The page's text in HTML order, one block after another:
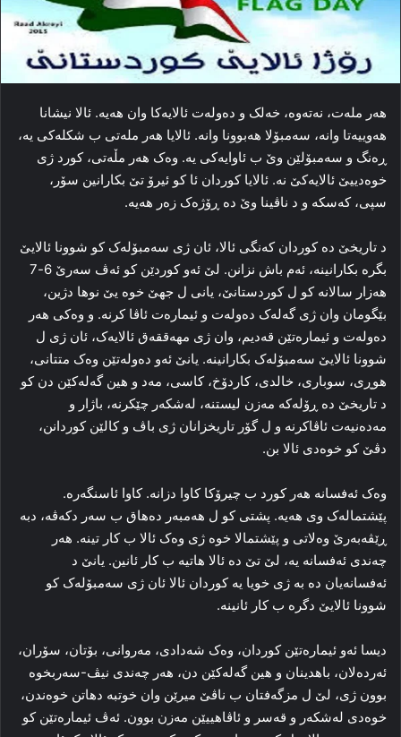
هه‌ر مله‌ت، نه‌ته‌وه‌، خه‌لک و ده‌وله‌ت ئالایه‌کا وان هه‌یه‌. ئالا نیشانا
هه‌وییه‌تا وانه‌، سه‌مبۆلا هه‌بوونا وانه‌. ئالایا هه‌ر مله‌تی ب شکله‌کی یه‌،
ڕه‌نگ و سه‌مبۆلێن وێ ب ئاوایه‌کی یه‌. وه‌ک هه‌ر مڵه‌تی، کورد ژی
خوه‌دییێ ئالایه‌کێ نه‌. ئالایا کوردان ئا کو ئیرۆ تێ بکارانین سۆر،
سپی، که‌سکه‌ و د ناڤینا وێ ده‌ ڕۆژه‌ک زه‌ر هه‌یه‌.
د تاریخێ ده‌ کوردان که‌نگی ئالا، ئان ژی سه‌مبۆله‌ک کو شوونا ئالایێ
بگره‌ بکارانینه‌، ئه‌م باش نزانن. لێ ئه‌و کوردێن کو ئه‌ڤ سه‌رێ 6-7
هه‌زار سالانه‌ کو ل کوردستانێ، یانی ل جهێ خوه‌ یێ نوها دژین،
بێگومان وان ژی گه‌له‌ک ده‌وله‌ت و ئیماره‌ت ئاڤا کرنه‌. و وه‌کی هه‌ر
ده‌وله‌ت و ئیماره‌تێن قه‌دیم، وان ژی مهه‌ققه‌ق ئالایه‌ک، ئان ژی ل
شوونا ئالایێ سه‌مبۆله‌ک بکارانینه‌. یانێ ئه‌و ده‌وله‌تێن وه‌ک متتانی،
هوڕی، سوباری، خالدی، کاردۆخ، کاسی، مه‌د و هین گه‌له‌کێن دن کو
د تاریخێ ده‌ ڕۆله‌که‌ مه‌زن لیستنه‌، له‌شکه‌ر چێکرنه‌، باژار و
مه‌ده‌نیه‌ت ئاڤاکرنه‌ و ل گۆر تاریخزانان ژی باڤ و کالێن کوردانن،
دڤێ کو خوه‌دی ئالا بن.
وه‌ک ئه‌فسانه‌ هه‌ر کورد ب چیرۆکا کاوا دزانه‌. کاوا ئاسنگه‌ره‌.
پێشتماله‌ک وی هه‌یه‌. پشتی کو ل هه‌مبه‌ر ده‌هاق ب سه‌ر دکه‌ڤه‌، دبه‌
ڕێڤه‌به‌رێ وه‌لاتی و پێشتمالا خوه‌ ژی وه‌ک ئالا ب کار تینه‌. هه‌ر
چه‌ندی ئه‌فسانه‌ یه‌، لێ تێ ده‌ ئالا هاتیه‌ ب کار ئانین. یانێ د
ئه‌فسانه‌یان ده‌ به‌ ژی خویا یه‌ کوردان ئالا ئان ژی سه‌مبۆله‌ک کو
شوونا ئالایێ دگره‌ ب کار ئانینه‌.
دیسا ئه‌و ئیماره‌تێن کوردان، وه‌ک شه‌دادی، مه‌روانی، بۆتان، سۆران،
ئه‌رده‌لان، باهدینان و هین گه‌له‌کێن دن، هه‌ر چه‌ندی نیڤ-سه‌ربخوه‌
بوون ژی، لێ ل مزگه‌فتان ب ناڤێ میرێن وان خوتبه‌ دهاتن خوه‌ندن،
خوه‌دی له‌شکه‌ر و قه‌سر و ئاڤاهییێن مه‌زن بوون. ئه‌ڤ ئیماره‌تێن کو